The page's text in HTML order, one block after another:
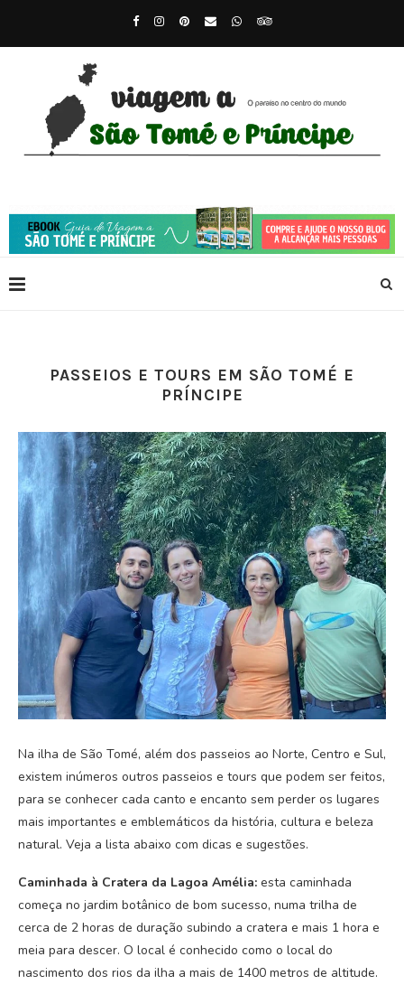
PASSEIOS E TOURS EM SÃO TOMÉ E
PRÍNCIPE
Na ilha de São Tomé, além dos passeios ao Norte, Centro e Sul,
existem inúmeros outros passeios e tours que podem ser feitos,
para se conhecer cada canto e encanto sem perder os lugares
mais importantes e emblemáticos da história, cultura e beleza
natural. Veja a lista abaixo com dicas e sugestões.
Caminhada à Cratera da Lagoa Amélia: esta caminhada
começa no jardim botânico de bom sucesso, numa trilha de
cerca de 2 horas de duração subindo a cratera e mais 1 hora e
meia para descer. O local é conhecido como o local do
nascimento dos rios da ilha a mais de 1400 metros de altitude.